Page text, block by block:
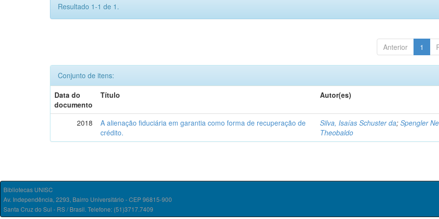
Resultado 1-1 de 1.
Anterior 1
Conjunto de itens:
Data do
documento
Título Autor(es)
2018
A alienação fiduciária em garantia como forma de recuperação de
crédito.
Silva, Isaías Schuster da;Spengler
Theobaldo
Bibliotecas UNISC
Av. Independência, 2293, Bairro Universitário - CEP 96815-900
Santa Cruz do Sul - RS / Brasil. Telefone: (51)3717.7409